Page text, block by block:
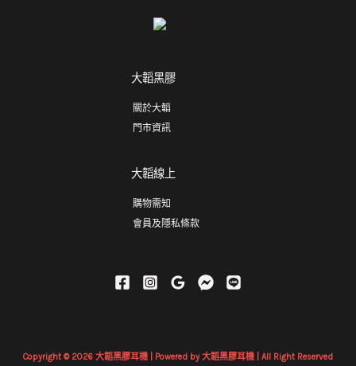
大韜黑膠
關於大韜
門市資訊
大韜線上
購物需知
會員及隱私條款
Copyright © 2026 大韜黑膠耳機 | Powered by 大韜黑膠耳機 | All Right Reserved